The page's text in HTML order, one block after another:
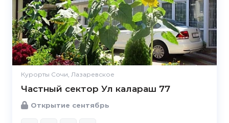
Курорты Сочи, Лазаревское
Частный сектор Ул калараш 77
Открытие сентябрь